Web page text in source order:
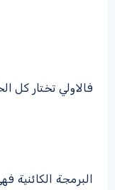
فالاولي تختار كل
البرمجة الكائنية